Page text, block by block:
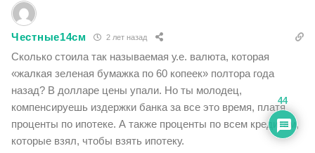
Честные14см 2 лет назад
Сколько стоила так называемая у.е. валюта, которая
«жалкая зеленая бумажка по 60 копеек» полтора года
назад? В долларе цены упали. Но ты молодец,
компенсируешь издержки банка за все это время, платя
проценты по ипотеке. А также проценты по всем кредитам,
которые взял, чтобы взять ипотеку.
44